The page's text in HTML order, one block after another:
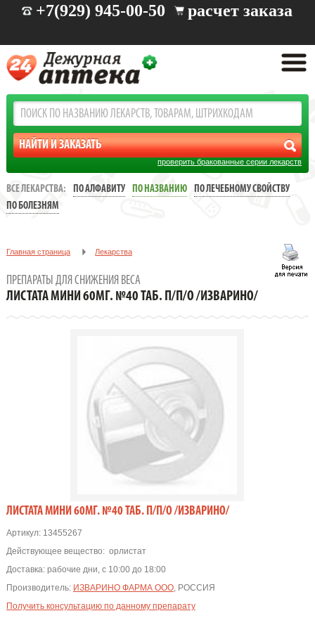
+7(929) 945-00-50 расчет заказа
проверить бракованные серии лекарств
ВСЕ ЛЕКАРСТВА: ПО АЛФАВИТУ ПО НАЗВАНИЮ
ПО ЛЕЧЕБНОМУ СВОЙСТВУ
ПО БОЛЕЗНЯМ
Главная страница Лекарства
ЛИСТАТА МИНИ 60МГ. №40 ТАБ. П/П/О /ИЗВАРИНО/
ПРЕПАРАТЫ ДЛЯ СНИЖЕНИЯ ВЕСА
ЛИСТАТА МИНИ 60МГ. №40 ТАБ. П/П/О /ИЗВАРИНО/
ЛИСТАТА МИНИ 60МГ. №40 ТАБ. П/П/О /ИЗВАРИНО/
Артикул:13455267
Действующее вещество: орлистат
Доставка: рабочие дни, с 10:00 до 18:00
Производитель: ИЗВАРИНО ФАРМА ООО, РОССИЯ
Получить консультацию по данному препарату